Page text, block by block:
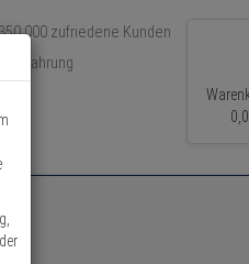
zufriedene Kunden
Erfahrung
0,